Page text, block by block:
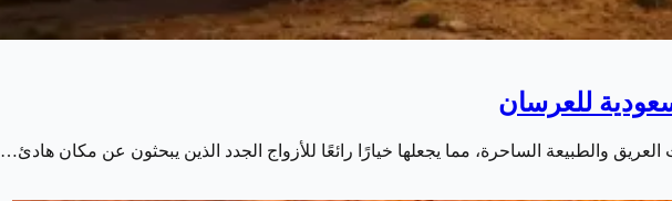
للعرسان
والطبيعة الساحرة، مما يجعلها خيارًا رائعًا للأزواج الجدد الذين يبحثون عن مكان هادئ…